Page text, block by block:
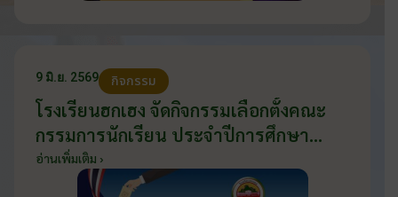
9 มิ.ย. 2569 กิจกรรม
โรงเรียนฮกเฮง จัดกิจกรรมเลือกตั้งคณะ
กรรมการนักเรียน ประจำปีการศึกษา
2569 ส่งเสริมประชาธิปไตยในโรงเรียน
วันที่ 9 มิถุนายน 2569
อ่านเพิ่มเติม ›